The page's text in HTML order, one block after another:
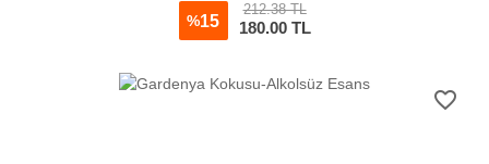
%15
212.38 TL
180.00TL
favorite_border